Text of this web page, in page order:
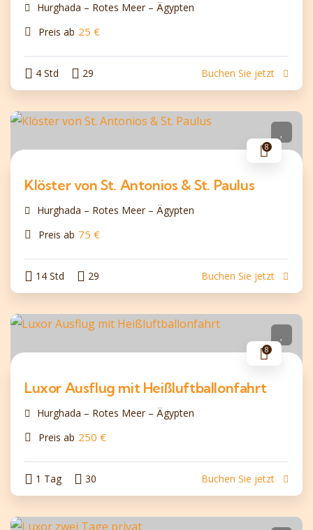
Hurghada – Rotes Meer – Ägypten
Preis ab 25 €
4 Std 29 Buchen Sie jetzt
8
Klöster von St. Antonios & St. Paulus
Hurghada – Rotes Meer – Ägypten
Preis ab 75 €
14 Std 29 Buchen Sie jetzt
8
Luxor Ausflug mit Heißluftballonfahrt
Hurghada – Rotes Meer – Ägypten
Preis ab 250 €
1 Tag 30 Buchen Sie jetzt